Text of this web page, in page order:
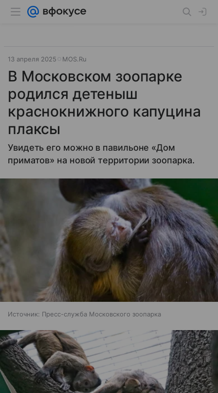
13 апреля 2025 MOS.Ru
В Московском зоопарке
родился детеныш
краснокнижного капуцина
плаксы
Увидеть его можно в павильоне «Дом
приматов» на новой территории зоопарка.
Источник: Пресс-служба Московского зоопарка